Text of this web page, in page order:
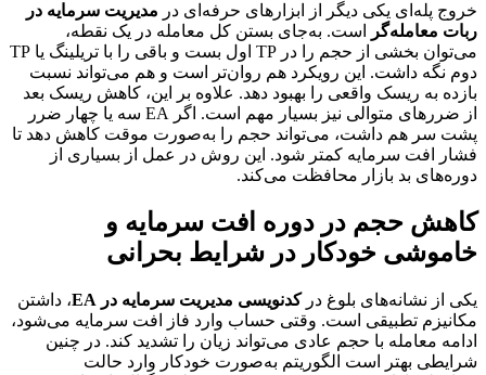
خروج پله‌ای یکی دیگر از ابزارهای حرفه‌ای در مدیریت سرمایه در
ربات معامله‌گر
است. به‌جای بستن کل معامله در یک نقطه،
می‌توان بخشی از حجم را در TP اول بست و باقی را با تریلینگ یا TP
دوم نگه داشت. این رویکرد هم روان‌تر است و هم می‌تواند نسبت
بازده به ریسک واقعی را بهبود دهد. علاوه بر این، کاهش ریسک بعد
از ضررهای متوالی نیز بسیار مهم است. اگر EA سه یا چهار ضرر
پشت سر هم داشت، می‌تواند حجم را به‌صورت موقت کاهش دهد تا
فشار افت سرمایه کمتر شود. این روش در عمل از بسیاری از
دوره‌های بد بازار محافظت می‌کند.
کاهش حجم در دوره افت سرمایه و
خاموشی خودکار در شرایط بحرانی
یکی از نشانه‌های بلوغ درکدنویسی مدیریت سرمایه در EA
، داشتن
مکانیزم تطبیقی است. وقتی حساب وارد فاز افت سرمایه می‌شود،
ادامه معامله با حجم عادی می‌تواند زیان را تشدید کند. در چنین
شرایطی بهتر است الگوریتم به‌صورت خودکار وارد حالت